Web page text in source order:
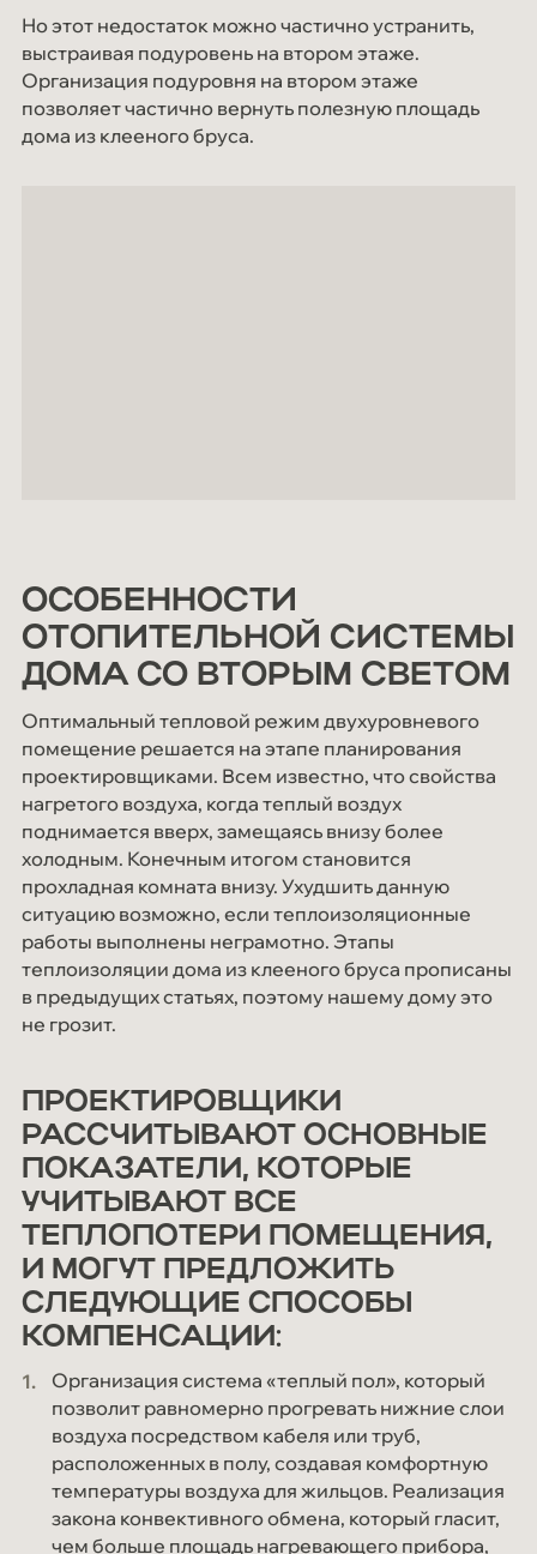
Но этот недостаток можно частично устранить,
выстраивая подуровень на втором этаже.
Организация подуровня на втором этаже
позволяет частично вернуть полезную площадь
дома из клееного бруса.
ОСОБЕННОСТИ
ОТОПИТЕЛЬНОЙ СИСТЕМЫ
ДОМА СО ВТОРЫМ СВЕТОМ
Оптимальный тепловой режим двухуровневого
помещение решается на этапе планирования
проектировщиками. Всем известно, что свойства
нагретого воздуха, когда теплый воздух
поднимается вверх, замещаясь внизу более
холодным. Конечным итогом становится
прохладная комната внизу. Ухудшить данную
ситуацию возможно, если теплоизоляционные
работы выполнены неграмотно. Этапы
теплоизоляции дома из клееного бруса прописаны
в предыдущих статьях, поэтому нашему дому это
не грозит.
ПРОЕКТИРОВЩИКИ
РАССЧИТЫВАЮТ ОСНОВНЫЕ
ПОКАЗАТЕЛИ, КОТОРЫЕ
УЧИТЫВАЮТ ВСЕ
ТЕПЛОПОТЕРИ ПОМЕЩЕНИЯ,
И МОГУТ ПРЕДЛОЖИТЬ
СЛЕДУЮЩИЕ СПОСОБЫ
КОМПЕНСАЦИИ:
Организация система «теплый пол», который
позволит равномерно прогревать нижние слои
воздуха посредством кабеля или труб,
расположенных в полу, создавая комфортную
температуры воздуха для жильцов. Реализация
закона конвективного обмена, который гласит,
чем больше площадь нагревающего прибора,